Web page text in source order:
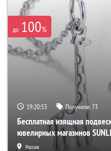
до 100%
19:20:52 Получили:73
Бесплатная изящная
ювелирных магазинов
Россия